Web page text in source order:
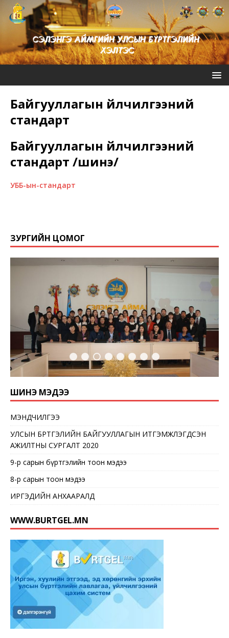
Байгууллагын үйлчилгээний
стандарт
Байгууллагын үйлчилгээний
стандарт /шинэ/
УББ-ын-стандарт
ЗУРГИЙН ЦОМОГ
ШИНЭ МЭДЭЭ
МЭНДЧИЛГЭЭ
УЛСЫН БҮРТГЭЛИЙН БАЙГУУЛЛАГЫН ИТГЭМЖЛЭГДСЭН
АЖИЛТНЫ СУРГАЛТ 2020
9-р сарын бүртгэлийн тоон мэдээ
8-р сарын тоон мэдээ
ИРГЭДИЙН АНХААРАЛД
WWW.BURTGEL.MN